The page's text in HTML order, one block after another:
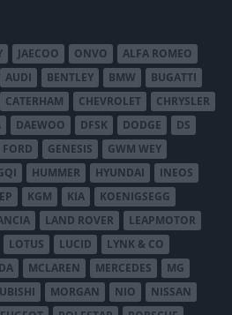
JAECOO ONVO
ALFA ROMEO
AUDI BENTLEY BMW
BUGATTI
CATERHAM CHEVROLET
CHRYSLER
DAEWOO DFSK DODGE
DS
FORD GENESIS
GWM WEY
HUMMER HYUNDAI
INEOS
KGM KIA
KOENIGSEGG
LAND ROVER
LEAPMOTOR
LOTUS LUCID
LYNK & CO
MCLAREN MERCEDES
MG
MORGAN NIO
NISSAN